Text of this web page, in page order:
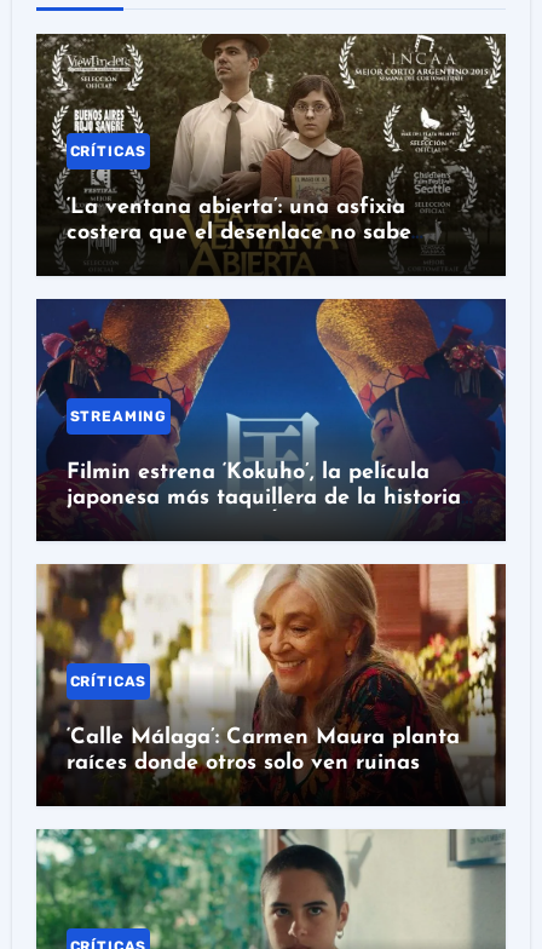
CRÍTICAS
‘La ventana abierta’: una asfixia
costera que el desenlace no sabe
rematar
STREAMING
Filmin estrena ‘Kokuho’, la película
japonesa más taquillera de la historia
con nominación al Óscar
CRÍTICAS
‘Calle Málaga’: Carmen Maura planta
raíces donde otros solo ven ruinas